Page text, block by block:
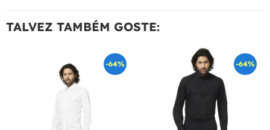
TALVEZ TAMBÉM GOSTE:
-64% -64%